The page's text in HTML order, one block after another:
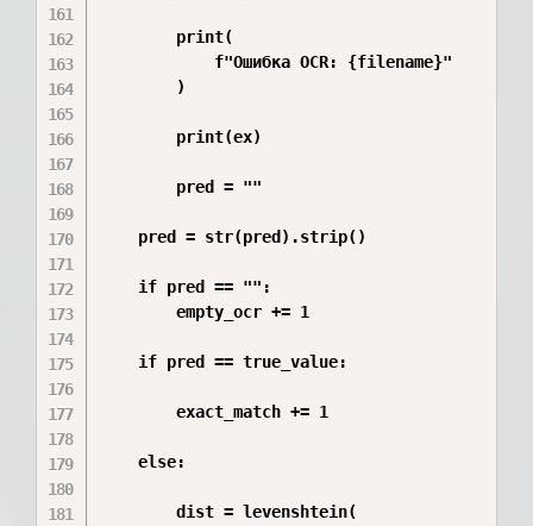
        print(
            f"Ошибка OCR: {filename}"
        )
        print(ex)
        pred = ""
    pred = str(pred).strip()
    if pred == "":
        empty_ocr += 1
    if pred == true_value:
        exact_match += 1
    else:
        dist = levenshtein(